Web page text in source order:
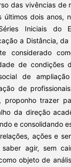
das vivências de
últimos dois anos,
Iniciais do
a Distância,
considerado
de condições
de
de
proponho trazer
da direção
e consolidando
ações e
agir, sem
objeto de